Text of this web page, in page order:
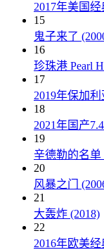
2017年美国
15
鬼子来了
16
珍珠港 Pearl
17
2019年保加
18
2021年国产
19
辛德勒的名单
20
风暴之门
21
大轰炸 (2018)
22
2016年欧美